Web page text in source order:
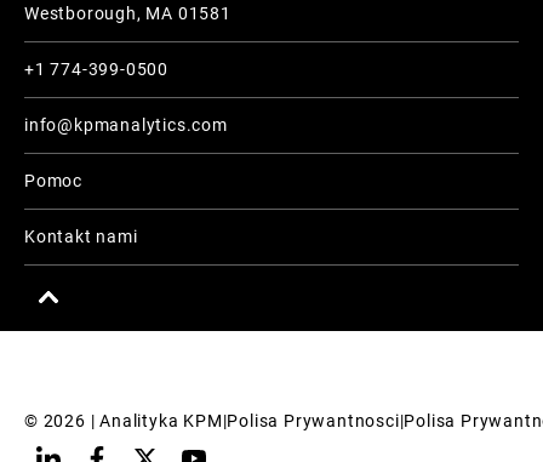
Westborough, MA 01581
+1 774-399-0500
info@kpmanalytics.com
Pomoc
Kontakt nami
© 2026 | Analityka KPM|Polisa Prywantnosci|Polisa